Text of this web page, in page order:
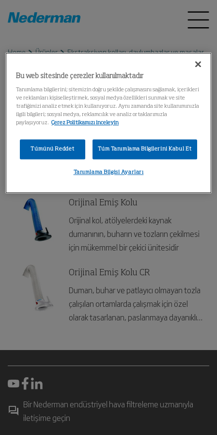
Home Ürünler
Ekstraksiyon kolları, davlumbazlar ve masalar
Extraction Arms, Original
atölyelerinde kaynak dumanlarının, dumanın
ve tozların ekstraksiyonu için mükemmel bir
Orijinal Emiş Kolu
Orijinal kol, atölyelerdeki kaynak
dumanının, buharın ve tozların çekilmesi
için mükemmel bir çekici ünitesidir
Orijinal Emiş Kolu CR
Duman, buhar ve patlayıcı olmayan tozla
çalışılan ortamlarda çalışmak için özel
olarak tasarlanan, paslanmaya dayanıklı
Bir Nederman endüstriyel hava filtreleme uzmanıyla
iletişime geçin
Bu web sitesinde çerezler kullanılmaktadır
Tanımlama bilgilerini; sitemizin doğru şekilde çalışmasını sağlamak, içerikleri
ve reklamları kişiselleştirmek, sosyal medya özellikleri sunmak ve site
trafiğimizi analiz etmek için kullanıyoruz. Aynı zamanda site kullanımınızla
ilgili bilgileri; sosyal medya, reklamcılık ve analiz ortaklarımızla
paylaşıyoruz. Çerez Politikamızı inceleyin
Tümünü Reddet Tüm Tanımlama Bilgilerini Kabul Et
Tanımlama Bilgisi Ayarları